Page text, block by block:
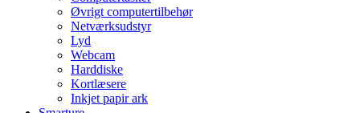
Øvrigt computertilbehør
Netværksudstyr
Lyd
Webcam
Harddiske
Kortlæsere
Inkjet papir ark